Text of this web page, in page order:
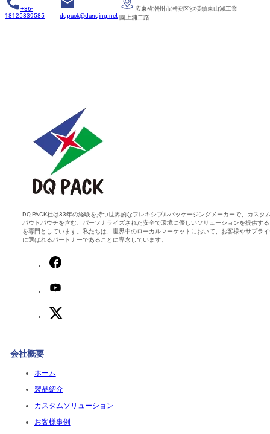
+86-
18125839585
dqpack@danqing.net
広東省潮州市潮安区沙渓鎮東山湖工業
園上浦二路
DQ PACK社は33年の経験を持つ世界的なフレキシブルパッケージングメーカーで、カスタ
パウトパウチを含む、パーソナライズされた安全で環境に優しいソリューションを提供す
を専門としています。私たちは、世界中のローカルマーケットにおいて、お客様やサプラ
に選ばれるパートナーであることに専念しています。
会社概要
ホーム
製品紹介
カスタムソリューション
お客様事例